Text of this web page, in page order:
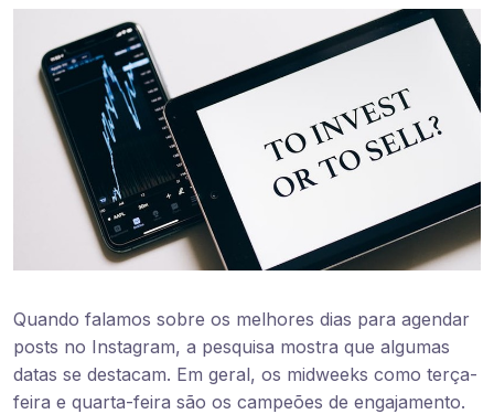
Quando falamos sobre os melhores dias para agendar
posts no Instagram, a pesquisa mostra que algumas
datas se destacam. Em geral, os midweeks como terça-
feira e quarta-feira são os campeões de engajamento.